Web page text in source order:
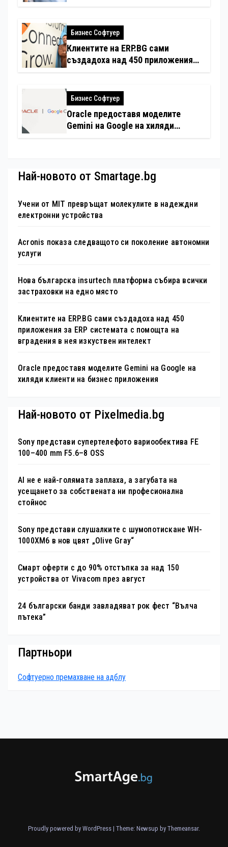
Бизнес Софтуер
Клиентите на ERP.BG сами
създадоха над 450 приложения
интелект
Бизнес Софтуер
Oracle предоставя моделите
Gemini на Google на хиляди
Най-новото от Smartage.bg
Учени от MIT превръщат молекулите в надеждни
електронни устройства
Acronis показа следващото си поколение автономни
услуги
Нова българска insurtech платформа събира всички
застраховки на едно място
Клиентите на ERP.BG сами създадоха над 450
приложения за ERP системата с помощта на
вградения в нея изкуствен интелект
Oracle предоставя моделите Gemini на Google на
хиляди клиенти на бизнес приложения
Най-новото от Pixelmedia.bg
Sony представи супертелефото вариообектива FE
100–400 mm F5.6–8 OSS
AI не е най-голямата заплаха, а загубата на
усещането за собствената ни професионална
стойнос
Sony представи слушалките с шумопотискане WH-
1000XM6 в нов цвят „Olive Gray“
Смарт оферти с до 90% отстъпка за над 150
устройства от Vivacom през август
24 български банди завладяват рок фест “Вълча
пътека”
Партньори
Софтуерно премахване на адблу
Proudly powered by WordPress | Theme: Newsup by Themeansar.